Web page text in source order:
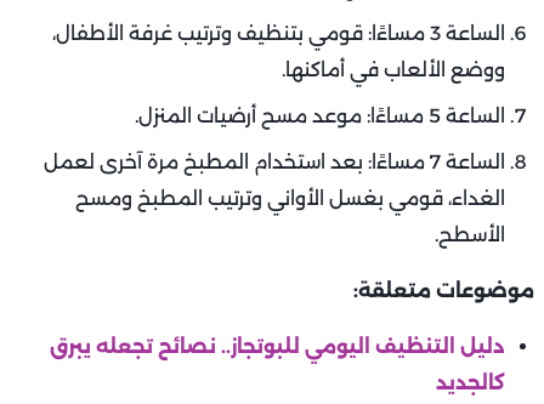
الساعة 3 مساءًا: قومي بتنظيف وترتيب غرفة الأطفال،
ووضع الألعاب في أماكنها.
الساعة 5 مساءًا: موعد مسح أرضيات المنزل.
الساعة 7 مساءًا: بعد استخدام المطبخ مرة آخرى لعمل
الغداء، قومي بغسل الأواني وترتيب المطبخ ومسح
الأسطح.
موضوعات متعلقة:
دليل التنظيف اليومي للبوتجاز.. نصائح تجعله يبرق
كالجديد